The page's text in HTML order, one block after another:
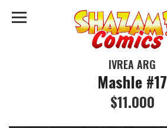
IVREA ARG
Mashle #17
$11.000